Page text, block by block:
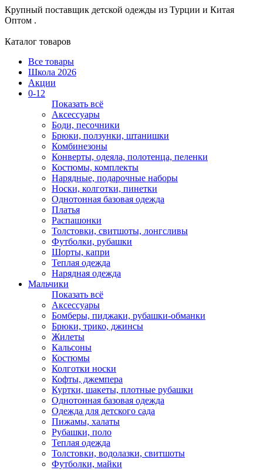
Крупный поставщик детской одежды из Турции и Китая
Оптом .
Каталог товаров
Все товары
Школа 2026
Акции
0-12
Показать всё
Аксессуары
Боди, песочники
Брюки, ползунки, штанишки
Комбинезоны
Конверты, одеяла, полотенца, пеленки
Костюмы, комплекты
Нарядные, подарочные наборы
Носки, колготки, пинетки
Однотонная базовая одежда
Платья
Распашонки
Толстовки, свитшоты, лонгсливы
Футболки, рубашки
Шорты, капри
Теплая одежда
Нарядная одежда
Мальчики
Показать всё
Аксессуары
Бомберы, пиджаки, рубашки-обманки
Брюки, трико, джинсы
Жилеты
Кальсоны
Костюмы
Колготки носки
Кофты, джемпера
Куртки, шакеты, плотные рубашки
Однотонная базовая одежда
Одежда для детского сада
Пижамы, халаты
Рубашки, поло
Теплая одежда
Толстовки, водолазки, свитшоты
Футболки, майки